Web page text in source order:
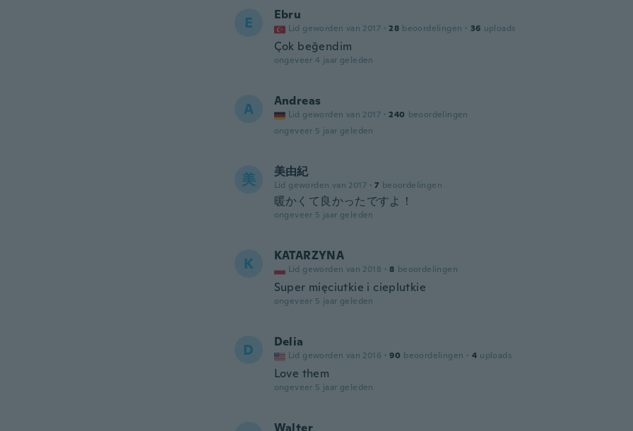
E Ebru
Lid geworden van 2017 · 28 beoordelingen · 36 uploads
Çok beğendim
ongeveer 4 jaar geleden
A Andreas
Lid geworden van 2017 · 240 beoordelingen
ongeveer 5 jaar geleden
美 美由紀
Lid geworden van 2017 · 7 beoordelingen
暖かくて良かったですよ！
ongeveer 5 jaar geleden
K KATARZYNA
Lid geworden van 2018 · 8 beoordelingen
Super mięciutkie i cieplutkie
ongeveer 5 jaar geleden
D Delia
Lid geworden van 2016 · 90 beoordelingen · 4 uploads
Love them
ongeveer 5 jaar geleden
Walter